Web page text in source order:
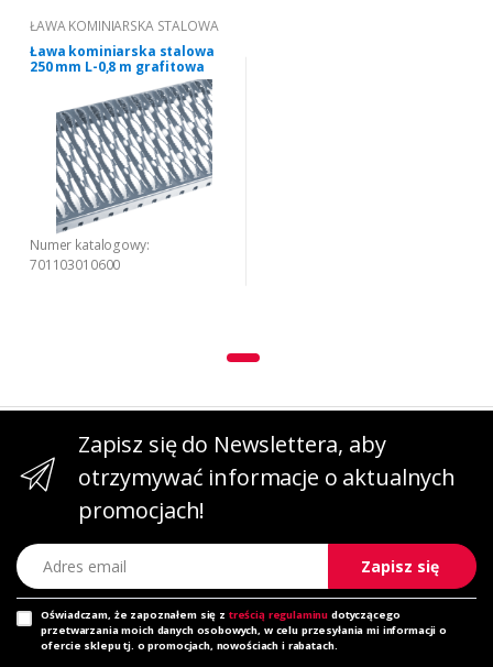
ŁAWA KOMINIARSKA STALOWA
Ława kominiarska stalowa
250 mm L-0,8 m grafitowa
Numer katalogowy:
701103010600
Zapisz się do Newslettera, aby
otrzymywać informacje o aktualnych
promocjach!
Adres email
Zapisz się
Oświadczam, że zapoznałem się z treścią regulaminu dotyczącego
przetwarzania moich danych osobowych, w celu przesyłania mi informacji o
ofercie sklepu tj. o promocjach, nowościach i rabatach.